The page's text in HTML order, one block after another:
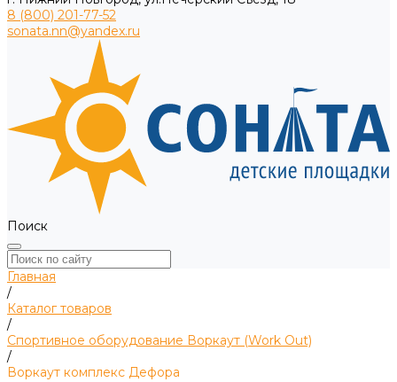
8 (800) 201-77-52
sonata.nn@yandex.ru
Поиск
Главная
/
Каталог товаров
/
Спортивное оборудование Воркаут (Work Out)
/
Воркаут комплекс Дефора